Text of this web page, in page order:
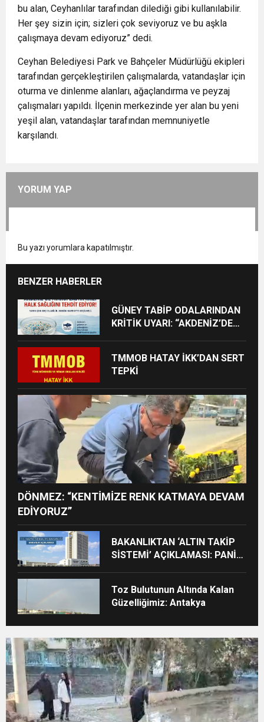
bu alan, Ceyhanlılar tarafından dilediği gibi kullanılabilir.
Her şey sizin için; sizleri çok seviyoruz ve bu aşkla
çalışmaya devam ediyoruz” dedi.
Ceyhan Belediyesi Park ve Bahçeler Müdürlüğü ekipleri
tarafından gerçekleştirilen çalışmalarda, vatandaşlar için
oturma ve dinlenme alanları, ağaçlandırma ve peyzaj
çalışmaları yapıldı. İlçenin merkezinde yer alan bu yeni
yeşil alan, vatandaşlar tarafından memnuniyetle
karşılandı.
YORUM YAP
Bu yazı yorumlara kapatılmıştır.
BENZER HABERLER
GÜNEY TABİP ODALARINDAN
KRİTİK UYARI: “AKDENİZ’DE
TMMOB HATAY İKK’DAN SERT
TEPKİ
DÖNMEZ: “KENTİMİZE RENK KATMAYA DEVAM
EDİYORUZ”
BAKANLIKTAN ‘ALTIN TAKİP
SİSTEMİ’ AÇIKLAMASI: PANİK
Toz Bulutunun Altında Kalan
Güzelliğimiz: Antakya